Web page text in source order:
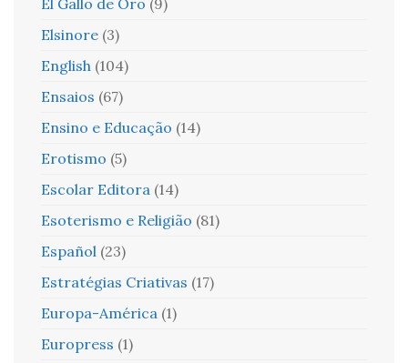
Elsinore (3)
English (104)
Ensaios (67)
Ensino e Educação (14)
Erotismo (5)
Escolar Editora (14)
Esoterismo e Religião (81)
Español (23)
Estratégias Criativas (17)
Europa-América (1)
Europress (1)